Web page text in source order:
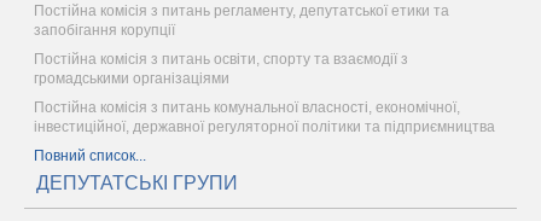
Постійна комісія з питань регламенту, депутатської етики та
запобігання корупції
Постійна комісія з питань освіти, спорту та взаємодії з
громадськими організаціями
Постійна комісія з питань комунальної власності, економічної,
інвестиційної, державної регуляторної політики та підприємництва
Повний список...
ДЕПУТАТСЬКІ ГРУПИ